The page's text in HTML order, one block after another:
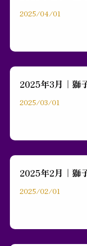
2025/04/01
2025年3月｜獅
2025/03/01
2025年2月｜獅
2025/02/01
月間占い
ブログ